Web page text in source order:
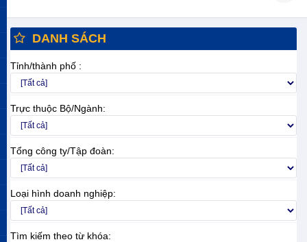
DANH SÁCH
Tỉnh/thành phố :
Trực thuộc Bộ/Ngành:
Tổng công ty/Tập đoàn:
Loại hình doanh nghiệp:
Tìm kiếm theo từ khóa: